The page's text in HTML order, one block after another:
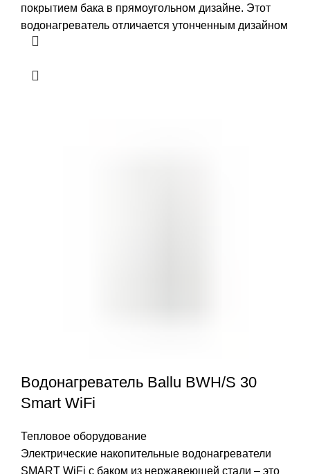
покрытием бака в прямоугольном дизайне. Этот
водонагреватель отличается утонченным дизайном
Водонагреватель Ballu BWH/S 30
Smart WiFi
Тепловое оборудование
Электрические накопительные водонагреватели
SMART WiFi с баком из нержавеющей стали – это